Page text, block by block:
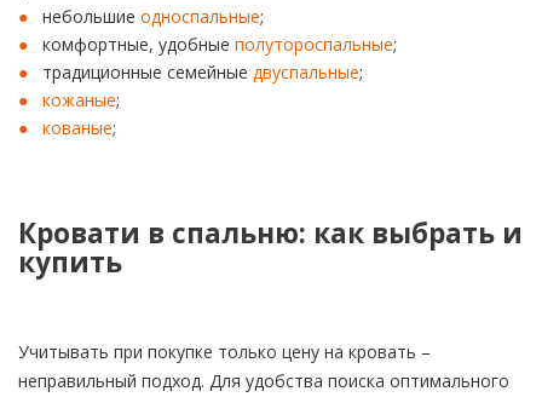
небольшие односпальные;
комфортные, удобные полутороспальные;
традиционные семейные двуспальные;
кожаные;
кованые;
Кровати в спальню: как выбрать и
купить
Учитывать при покупке только цену на кровать –
неправильный подход. Для удобства поиска оптимального